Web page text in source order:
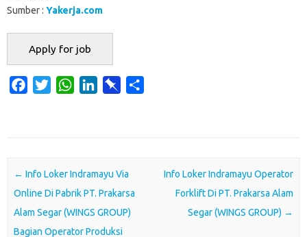
Sumber : Yakerja.com
o
o
k
e
r
W
A
p
p
d
I
n
a
r
d
Post navigation
← Info Loker Indramayu Via
Online Di Pabrik PT. Prakarsa
Alam Segar (WINGS GROUP)
Bagian Operator Produksi
Info Loker Indramayu Operator
Forklift Di PT. Prakarsa Alam
Segar (WINGS GROUP) →